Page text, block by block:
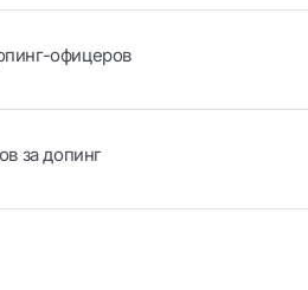
офицеров
за допинг